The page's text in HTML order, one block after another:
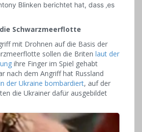
Blinken berichtet hat, dass ‚es
Schwarzmeerflotte
mit Drohnen auf die Basis der
sollen die Briten laut der
ihre Finger im Spiel gehabt
nach dem Angriff hat Russland
der Ukraine bombardiert, auf der
die Ukrainer dafür ausgebildet